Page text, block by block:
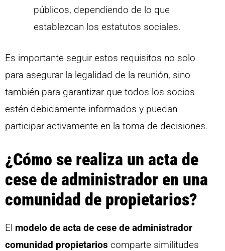
públicos, dependiendo de lo que
establezcan los estatutos sociales.
Es importante seguir estos requisitos no solo
para asegurar la legalidad de la reunión, sino
también para garantizar que todos los socios
estén debidamente informados y puedan
participar activamente en la toma de decisiones.
¿Cómo se realiza un acta de
cese de administrador en una
comunidad de propietarios?
El modelo de acta de cese de administrador
comunidad propietarios comparte similitudes